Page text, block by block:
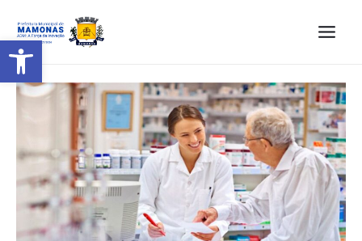
Barra de Ferramentas Aberta